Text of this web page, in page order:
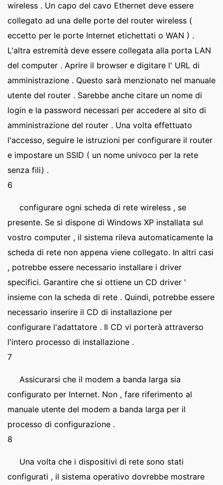
wireless . Un capo del cavo Ethernet deve essere
collegato ad una delle porte del router wireless (
eccetto per le porte Internet etichettati o WAN ) .
L'altra estremità deve essere collegata alla porta LAN
del computer . Aprire il browser e digitare l' URL di
amministrazione . Questo sarà menzionato nel manuale
utente del router . Sarebbe anche citare un nome di
login e la password necessari per accedere al sito di
amministrazione del router . Una volta effettuato
l'accesso, seguire le istruzioni per configurare il router
e impostare un SSID ( un nome univoco per la rete
senza fili) .
6
configurare ogni scheda di rete wireless , se
presente. Se si dispone di Windows XP installata sul
vostro computer , il sistema rileva automaticamente la
scheda di rete non appena viene collegato. In altri casi
, potrebbe essere necessario installare i driver
specifici. Garantire che si ottiene un CD driver '
insieme con la scheda di rete . Quindi, potrebbe essere
necessario inserire il CD di installazione per
configurare l'adattatore . Il CD vi porterà attraverso
l'intero processo di installazione .
7
Assicurarsi che il modem a banda larga sia
configurato per Internet. Non , fare riferimento al
manuale utente del modem a banda larga per il
processo di configurazione .
8
Una volta che i dispositivi di rete sono stati
configurati , il sistema operativo dovrebbe mostrare